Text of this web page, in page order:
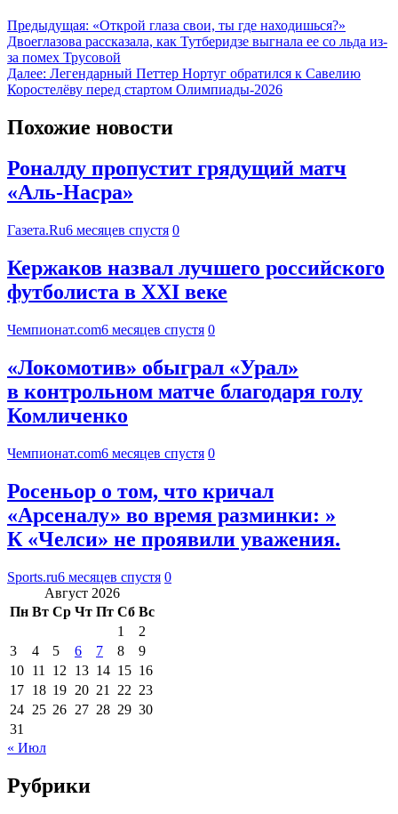
Предыдущая: «Открой глаза свои, ты где находишься?»
Двоеглазова рассказала, как Тутберидзе выгнала ее со льда из-
за помех Трусовой
Далее: Легендарный Петтер Нортуг обратился к Савелию
Коростелёву перед стартом Олимпиады-2026
Похожие новости
Роналду пропустит грядущий матч
«Аль-Насра»
Газета.Ru6 месяцев спустя 0
Кержаков назвал лучшего российского
футболиста в ХХI веке
Чемпионат.com6 месяцев спустя 0
«Локомотив» обыграл «Урал»
в контрольном матче благодаря голу
Комличенко
Чемпионат.com6 месяцев спустя 0
Росеньор о том, что кричал
«Арсеналу» во время разминки: »
К «Челси» не проявили уважения.
Sports.ru6 месяцев спустя 0
Август 2026
Пн Вт Ср Чт Пт Сб Вс
1
2
3
4 5 6 7 8
9
10 11 12 13 14 15 16
17 18 19 20 21 22 23
24 25 26 27 28 29 30
31
« Июл
Рубрики